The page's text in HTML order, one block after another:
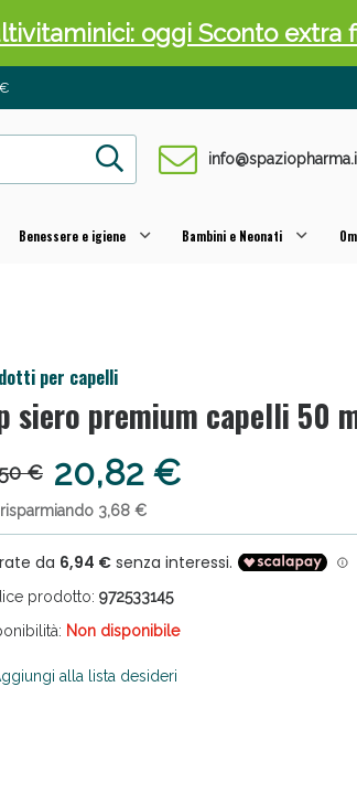
Benessere e igiene Bambini e Neonati
per capelli
siero premium capelli 50
€ 20,82 €
risparmiando 3,68 €
prodotto: 972533145
Non disponibile
alla lista desideri
oggi Sconto extra
e Fanghi: Sconto fino al 40%
e Fanghi: Sconto fino al 40%